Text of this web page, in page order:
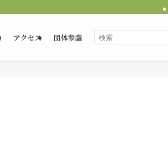
アクセス 団体参詣